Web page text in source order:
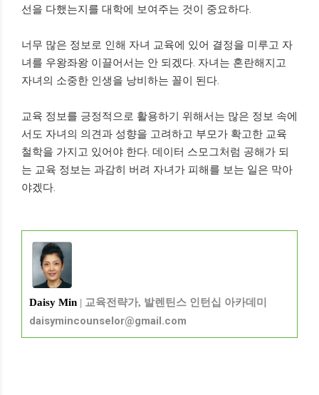
선을 다했는지를 대학에 보여주는 것이 중요하다.
너무 많은 정보로 인해 자녀 교육에 있어 결정을 미루고 자
녀를 우왕좌왕 이끌어서는 안 되겠다. 자녀는 혼란해지고
자녀의 소중한 인생을 낭비하는 꼴이 된다.
교육 정보를 긍정적으로 활용하기 위해서는 많은 정보 속에
서도 자녀의 의견과 성향을 고려하고 부모가 확고한 교육
철학을 가지고 있어야 한다. 데이터 스모그처럼 공해가 되
는 교육 정보는 과감히 버려 자녀가 피해를 보는 일은 막아
야겠다.
Daisy Min | 교육전략가, 발렌틴스 인턴십 아카데미
daisymincounselor@gmail.com